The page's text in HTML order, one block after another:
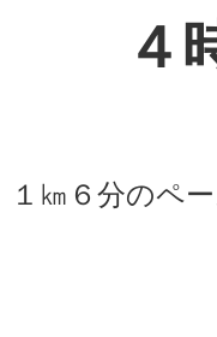
４
１㎞６分のペー